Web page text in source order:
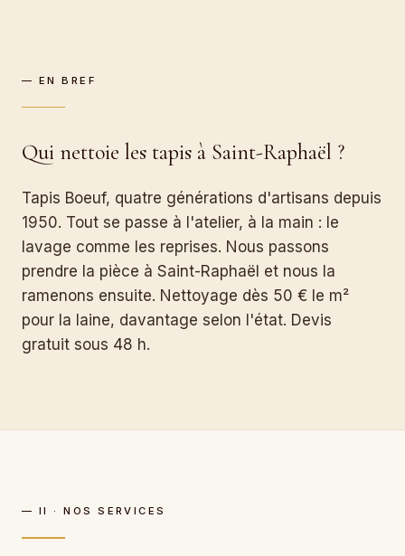
— EN BREF
Qui nettoie les tapis à Saint-Raphaël ?
Tapis Boeuf, quatre générations d'artisans depuis
1950. Tout se passe à l'atelier, à la main : le
lavage comme les reprises. Nous passons
prendre la pièce à Saint-Raphaël et nous la
ramenons ensuite. Nettoyage dès 50 € le m²
pour la laine, davantage selon l'état. Devis
gratuit sous 48 h.
— II · NOS SERVICES